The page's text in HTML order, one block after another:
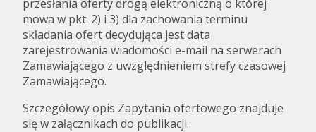
przesłania oferty drogą elektroniczną o której
mowa w pkt. 2) i 3) dla zachowania terminu
składania ofert decydująca jest data
zarejestrowania wiadomości e-mail na serwerach
Zamawiającego z uwzględnieniem strefy czasowej
Zamawiającego.
Szczegółowy opis Zapytania ofertowego znajduje
się w załącznikach do publikacji.